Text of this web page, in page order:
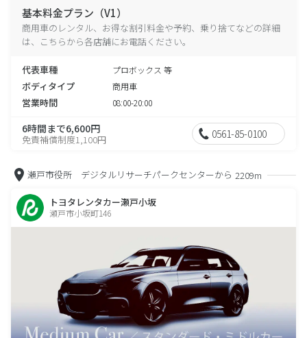
基本料金プラン（V1）
商用車のレンタル、お得な割引料金や予約、乗り捨てなどの詳細
は、こちらから各店舗にお電話ください。
代表車種 プロボックス 等
ボディタイプ 商用車
営業時間 08:00-20:00
6時間まで6,600円
免責補償制度1,100円 0561-85-0100
瀬戸市役所 デジタルリサーチパークセンターから 2209m
トヨタレンタカー瀬戸小坂
瀬戸市小坂町146